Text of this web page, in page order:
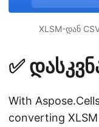
XLSM-დან
✅
With
converting